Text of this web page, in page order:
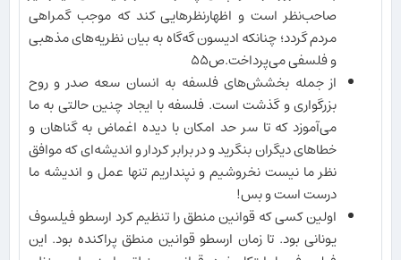
صاحب‌نظر است و اظهارنظرهایی کند که موجب گمراهی
مردم گردد؛ چنانکه ادیسون گه‌گاه به بیان نظریه‌های مذهبی
و فلسفی می‌پرداخت.ص۵۵
از جمله بخشش‌های فلسفه به انسان سعه صدر و روح
بزرگواری و گذشت است. فلسفه با ایجاد چنین حالتی به ما
می‌آموزد که تا سر حد امکان با دیده اغماض به گناهان و
خطاهای دیگران بنگرید و در برابر کردار و اندیشه‌ای که موافق
نظر ما نیست نخروشیم و نپنداریم تنها عمل و اندیشه ما
درست است و بس!
اولین کسی که قوانین منطق را تنظیم کرد ارسطو فیلسوف
یونانی بود. تا زمان ارسطو قوانین منطق پراکنده بود. این